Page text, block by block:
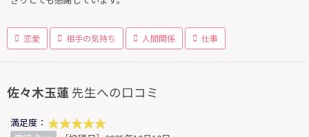
恋愛 相手の気持ち 人間関係 仕事
佐々木玉蓮 先生への口コミ
満足度：